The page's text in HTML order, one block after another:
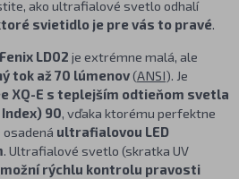
ako ultrafialové svetlo odhalí
svietidlo je pre vás to pravé.
Fenix LD02 je extrémne malá, ale
tok až 70 lúmenov(ANSI). Je
XQ-E s teplejším odtieňom svetla
Index) 90, vďaka ktorému perfektne
ultrafialovou LED
. Ultrafialové svetlo (skratka UV
rýchlu kontrolu pravosti